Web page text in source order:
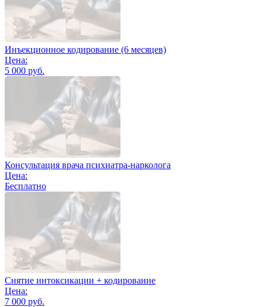
Инъекционное кодирование (6 месяцев)
Цена:
5 000 руб.
Консультация врача психиатра-нарколога
Цена:
Бесплатно
Снятие интоксикации + кодирование
Цена:
7 000 руб.